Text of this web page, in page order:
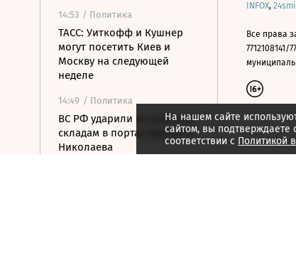
14:53 / Политика
ТАСС: Уиткофф и Кушнер
могут посетить Киев и
Москву на следующей
неделе
14:49 / Политика
ВС РФ ударили по военным
складам в портах Одессы и
Николаева
На нашем сайте
сайтом, вы подтверждаете
соответствии с Политикой
INFOX, 24smi
Все права
7712108141/